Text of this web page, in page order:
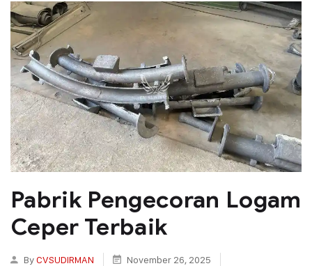
Pabrik Pengecoran Logam
Ceper Terbaik
ByCVSUDIRMAN
November 26, 2025